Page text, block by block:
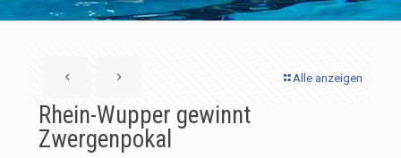
Alle anzeigen
Rhein-Wupper gewinnt
Zwergenpokal